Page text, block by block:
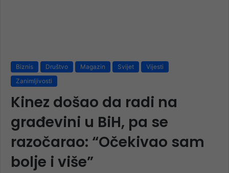
Biznis Društvo Magazin Svijet
Vijesti
Zanimljivosti
Kinez došao da radi na
građevini u BiH, pa se
razočarao: “Očekivao sam
bolje i više”